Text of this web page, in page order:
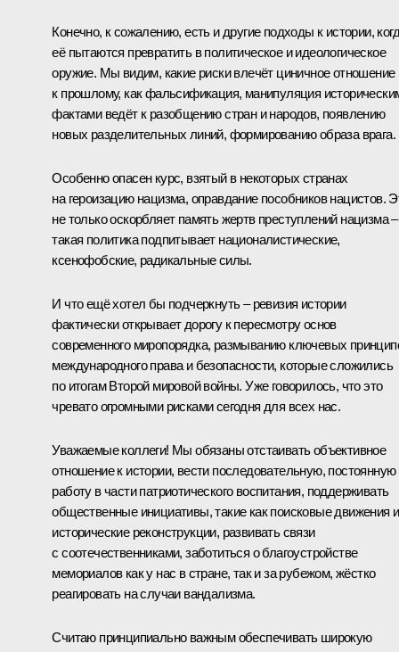
Конечно, к сожалению, есть и другие подходы к истории,
её пытаются превратить в политическое и идеологическое
оружие. Мы видим, какие риски влечёт циничное отношение
к прошлому, как фальсификация, манипуляция
фактами ведёт к разобщению стран и народов, появлению
новых разделительных линий, формированию образа врага.
Особенно опасен курс, взятый в некоторых странах
на героизацию нацизма, оправдание пособников нацистов.
не только оскорбляет память жертв преступлений нацизма –
такая политика подпитывает националистические,
ксенофобские, радикальные силы.
И что ещё хотел бы подчеркнуть – ревизия истории
фактически открывает дорогу к пересмотру основ
современного миропорядка, размыванию ключевых
международного права и безопасности, которые сложились
по итогам Второй мировой войны. Уже говорилось, что это
чревато огромными рисками сегодня для всех нас.
Уважаемые коллеги! Мы обязаны отстаивать объективное
отношение к истории, вести последовательную, постоянную
работу в части патриотического воспитания, поддерживать
общественные инициативы, такие как поисковые движения
исторические реконструкции, развивать связи
с соотечественниками, заботиться о благоустройстве
мемориалов как у нас в стране, так и за рубежом, жёстко
реагировать на случаи вандализма.
Считаю принципиально важным обеспечивать широкую